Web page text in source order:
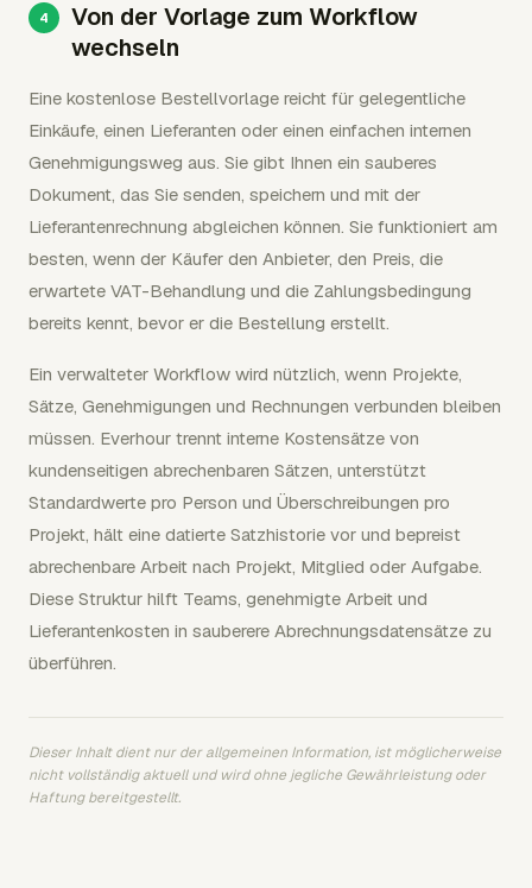
Von der Vorlage zum Workflow
wechseln
Eine kostenlose Bestellvorlage reicht für gelegentliche
Einkäufe, einen Lieferanten oder einen einfachen internen
Genehmigungsweg aus. Sie gibt Ihnen ein sauberes
Dokument, das Sie senden, speichern und mit der
Lieferantenrechnung abgleichen können. Sie funktioniert am
besten, wenn der Käufer den Anbieter, den Preis, die
erwartete VAT-Behandlung und die Zahlungsbedingung
bereits kennt, bevor er die Bestellung erstellt.
Ein verwalteter Workflow wird nützlich, wenn Projekte,
Sätze, Genehmigungen und Rechnungen verbunden bleiben
müssen. Everhour trennt interne Kostensätze von
kundenseitigen abrechenbaren Sätzen, unterstützt
Standardwerte pro Person und Überschreibungen pro
Projekt, hält eine datierte Satzhistorie vor und bepreist
abrechenbare Arbeit nach Projekt, Mitglied oder Aufgabe.
Diese Struktur hilft Teams, genehmigte Arbeit und
Lieferantenkosten in sauberere Abrechnungsdatensätze zu
überführen.
Dieser Inhalt dient nur der allgemeinen Information, ist möglicherweise
nicht vollständig aktuell und wird ohne jegliche Gewährleistung oder
Haftung bereitgestellt.